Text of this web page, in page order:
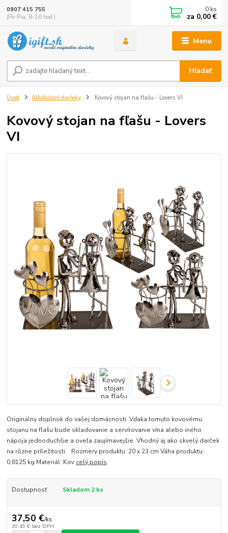
Menu
Hľadať
0907 415 755
(Po-Pia, 8-16 hod.)
0 ks
za 0,00 €
Úvod Alkoholové darčeky Kovový stojan na fľašu - Lovers VI
Kovový stojan na fľašu - Lovers
VI
Originálny doplnok do vašej domácnosti. Vďaka tomuto kovovému
stojanu na fľašu bude skladovanie a servírovanie vína alebo iného
nápoja jednoduchšie a oveľa zaujímavejšie. Vhodný aj ako skvelý darček
na rôzne príležitosti. Rozmery produktu: 20 x 23 cm Váha produktu:
0,8125 kg Materiál: Kov celý popis
Dostupnosť Skladom 2 ks
37,50 €/ks
30,49 € bez DPH